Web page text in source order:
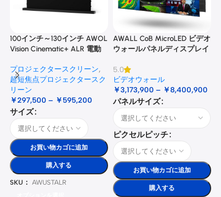
100インチ～130インチ AWOL
Vision Cinematic+ ALR 電動
プロジェクタースクリーン,
超短焦点プロジェクタースク
リーン
￥297,500 – ￥595,200
サイズ
お買い物カゴに追加
購入する
SKU： AWUSTALR
AWALL CoB MicroLED ビデオ
ウォールパネルディスプレイ
5.0
ビデオウォール
￥3,173,900 – ￥8,400,900
パネルサイズ
ピクセルピッチ
お買い物カゴに追加
購入する